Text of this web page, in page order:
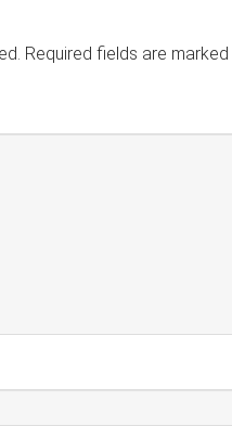
Required fields are marked